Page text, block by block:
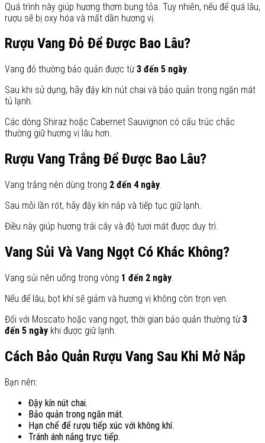
Quá trình này giúp hương thơm bung tỏa. Tuy nhiên, nếu để quá lâu,
rượu sẽ bị oxy hóa và mất dần hương vị.
Rượu Vang Đỏ Để Được Bao Lâu?
Vang đỏ thường bảo quản được từ3 đến 5 ngày.
Sau khi sử dụng, hãy đậy kín nút chai và bảo quản trong ngăn mát
tủ lạnh.
Các dòng Shiraz hoặc Cabernet Sauvignon có cấu trúc chắc
thường giữ hương vị lâu hơn.
Rượu Vang Trắng Để Được Bao Lâu?
Vang trắng nên dùng trong 2 đến 4 ngày.
Sau mỗi lần rót, hãy đậy kín nắp và tiếp tục giữ lạnh.
Điều này giúp hương trái cây và độ tươi mát được duy trì.
Vang Sủi Và Vang Ngọt Có Khác Không?
Vang sủi nên uống trong vòng 1 đến 2 ngày.
Nếu để lâu, bọt khí sẽ giảm và hương vị không còn trọn vẹn.
Đối với Moscato hoặc vang ngọt, thời gian bảo quản thường từ3
đến 5 ngày khi được giữ lạnh.
Cách Bảo Quản Rượu Vang Sau Khi Mở Nắp
Bạn nên:
Đậy kín nút chai.
Bảo quản trong ngăn mát.
Hạn chế để rượu tiếp xúc với không khí.
Tránh ánh nắng trực tiếp.